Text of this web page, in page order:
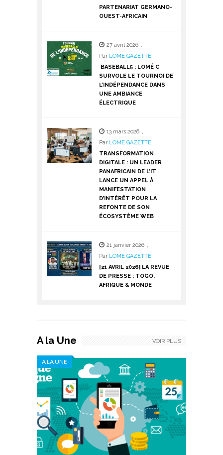
PARTENARIAT GERMANO-
OUEST-AFRICAIN
27 avril 2026 ,
Par LOME GAZETTE
BASEBALL5 : LOMÉ C
SURVOLE LE TOURNOI DE
L’INDÉPENDANCE DANS
UNE AMBIANCE
ÉLECTRIQUE
13 mars 2026 ,
Par LOME GAZETTE
TRANSFORMATION
DIGITALE : UN LEADER
PANAFRICAIN DE L’IT
LANCE UN APPEL À
MANIFESTATION
D’INTÉRÊT POUR LA
REFONTE DE SON
ÉCOSYSTÈME WEB
21 janvier 2026 ,
Par LOME GAZETTE
[21 AVRIL 2026] LA REVUE
DE PRESSE : TOGO,
AFRIQUE & MONDE
A la Une
A LA UNE
VOIR PLUS